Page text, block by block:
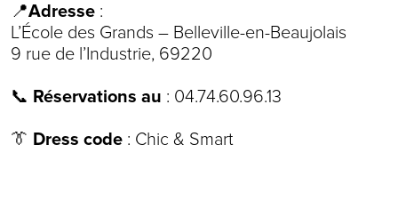
📍Adresse :
L’École des Grands – Belleville-en-Beaujolais
9 rue de l’Industrie, 69220
📞 Réservations au : 04.74.60.96.13
👔 Dress code : Chic & Smart